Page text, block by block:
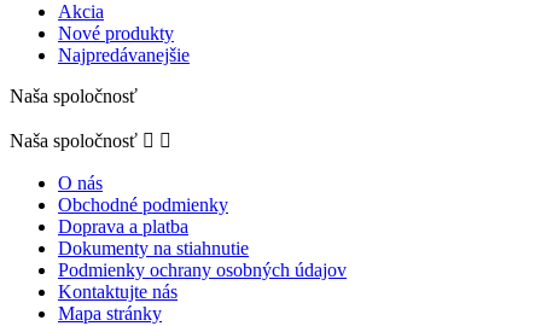
Akcia
Nové produkty
Najpredávanejšie
Naša spoločnosť
Naša spoločnosť  
O nás
Obchodné podmienky
Doprava a platba
Dokumenty na stiahnutie
Podmienky ochrany osobných údajov
Kontaktujte nás
Mapa stránky